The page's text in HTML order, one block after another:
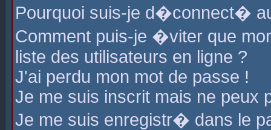
Pourquoi suis-je d�connect�
Comment puis-je �viter que
liste des utilisateurs en ligne ?
J'ai perdu mon mot de passe !
Je me suis inscrit mais ne peux
Je me suis enregistr� dans le